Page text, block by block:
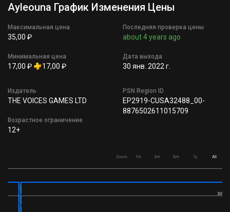
Ayleouna График Изменения Цены
Максимальная цена
35,00 ₽
Минимальная цена
17,00 ₽ 17,00 ₽
Последняя проверка цены
about 4 years ago
Дата выхода
30 янв. 2022 г.
Издатель
THE VOICES GAMES LTD
Возрастное ограничение
12+
PSN Region ID
EP2919-CUSA32488_00-
8876502611015709
Zoom 1m 3m 6m 1y All
30